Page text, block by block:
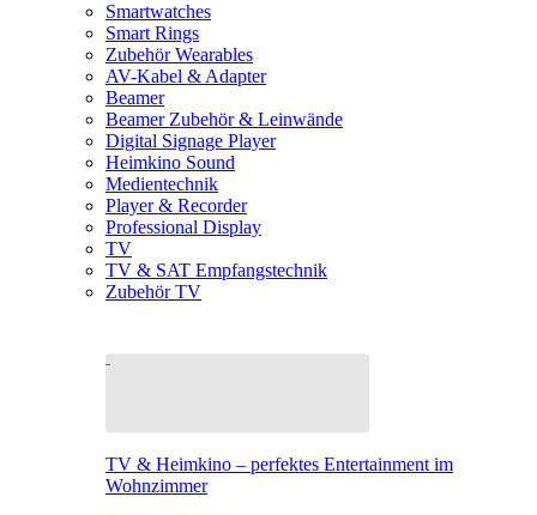
Smartwatches
Smart Rings
Zubehör Wearables
AV-Kabel & Adapter
Beamer
Beamer Zubehör & Leinwände
Digital Signage Player
Heimkino Sound
Medientechnik
Player & Recorder
Professional Display
TV
TV & SAT Empfangstechnik
Zubehör TV
TV & Heimkino – perfektes Entertainment im
Wohnzimmer